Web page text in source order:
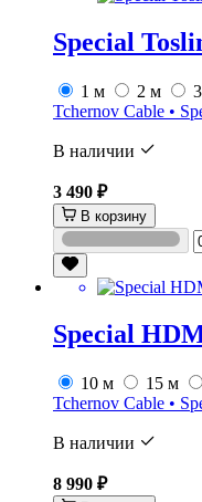
Special
1 м 2 м
Tchernov Cable •
В наличии
3 490 ₽
В корзину
Special
10 м 15 м
Tchernov Cable •
В наличии
8 990 ₽